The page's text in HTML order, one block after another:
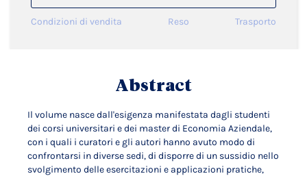
Condizioni di vendita Reso Trasporto
Abstract
Il volume nasce dall'esigenza manifestata dagli studenti
dei corsi universitari e dei master di Economia Aziendale,
con i quali i curatori e gli autori hanno avuto modo di
confrontarsi in diverse sedi, di disporre di un sussidio nello
svolgimento delle esercitazioni e applicazioni pratiche,